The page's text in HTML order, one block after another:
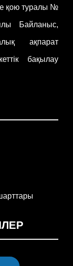
қою туралы №
Байланыс,
ақпарат
бақылау